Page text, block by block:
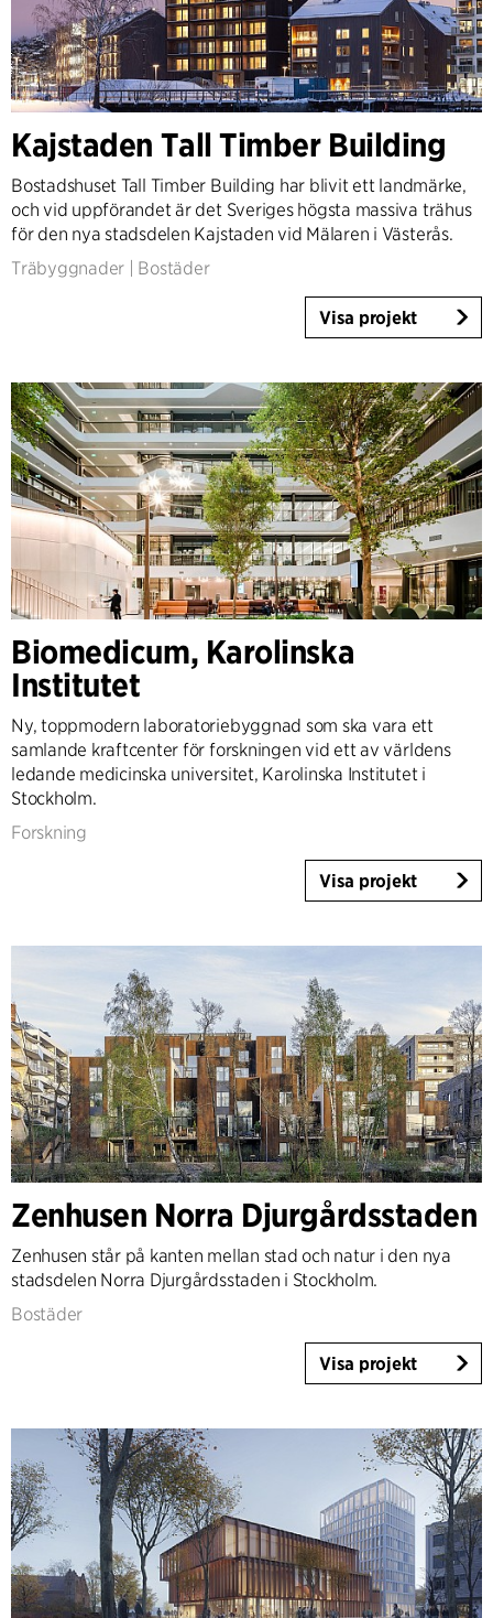
Planering
Product Design
Kundrådgivning
Workplace Design
Expertis
Architecture & Interior Design
Landscape & Urbanism
Healthcare
År
2025-2026
2023-2024
2021-2022
2010-2020
2000-2009
1923-1999
Land
Danmark
Norge
Sverige
United Kingdom
Andra
Kajstaden Tall Timber Building
Bostadshuset Tall Timber Building har blivit ett landmärke,
och vid uppförandet är det Sveriges högsta massiva trähus
för den nya stadsdelen Kajstaden vid Mälaren i Västerås.
Träbyggnader
Bostäder
Visa projekt
Biomedicum, Karolinska
Institutet
Ny, toppmodern laboratoriebyggnad som ska vara ett
samlande kraftcenter för forskningen vid ett av världens
ledande medicinska universitet, Karolinska Institutet i
Stockholm.
Forskning
Visa projekt
Zenhusen Norra Djurgårdsstaden
Zenhusen står på kanten mellan stad och natur i den nya
stadsdelen Norra Djurgårdsstaden i Stockholm.
Bostäder
Visa projekt